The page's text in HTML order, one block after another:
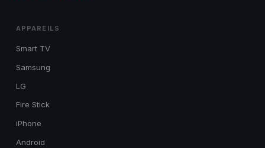
APPAREILS
Smart TV
Samsung
LG
Fire Stick
iPhone
Android